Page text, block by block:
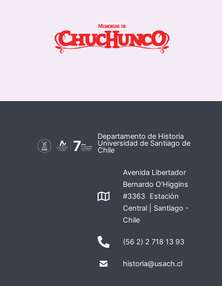
Departamento de Historia
Universidad de Santiago de
Chile
Avenida Libertador
Bernardo O'Higgins
#3363 Estación
Central | Santiago -
Chile
(56 2) 2 718 13 93
historia@usach.cl